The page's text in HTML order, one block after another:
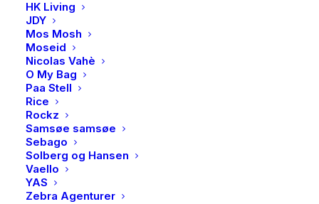
HK Living
JDY
Mos Mosh
Moseid
Nicolas Vahè
O My Bag
Paa Stell
Rice
Rockz
Samsøe samsøe
Sebago
Solberg og Hansen
Vaello
YAS
Zebra Agenturer
BESKRIVELSE
Carlton Beanie er en lue av ullblanding (80 %) og har et
oppvarmet fleecefôr inni for ekstra komfortabel
komfort. Stilig detalj i form av Barbour-logoen i skinn